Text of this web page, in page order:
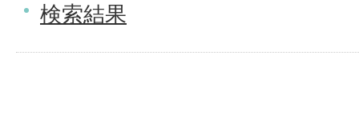
検索結果